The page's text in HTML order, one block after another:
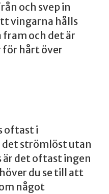
och svep in
vingarna hålls
och det är
hårt över
oftast i
strömlöst utan
det oftast ingen
du se till att
något